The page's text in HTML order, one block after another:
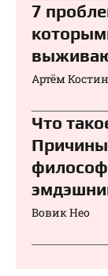
7
Артём Костин
Что
Вовик Нео